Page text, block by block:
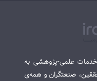
خدمات علمی-پژوهشی به
صنعتگران و همه‌ی